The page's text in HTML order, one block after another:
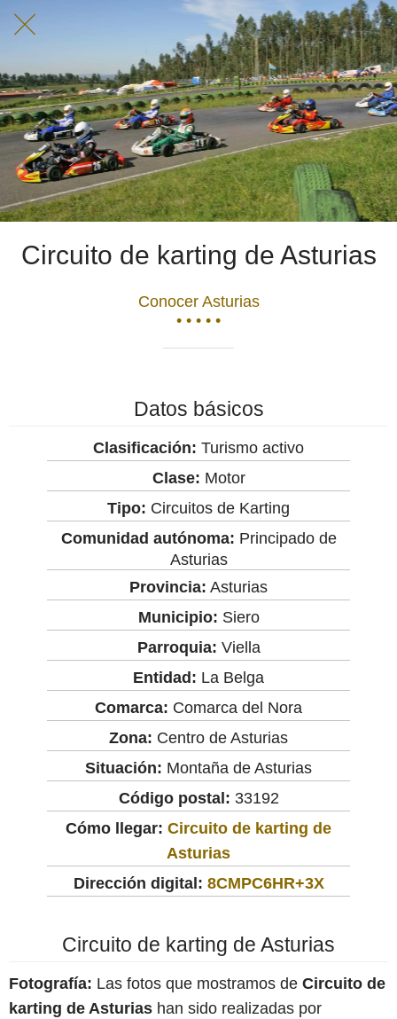
Circuito de karting de Asturias
Conocer Asturias
• • • • •
Datos básicos
Clasificación: Turismo activo
Clase: Motor
Tipo: Circuitos de Karting
Comunidad autónoma: Principado de
Asturias
Provincia: Asturias
Municipio: Siero
Parroquia: Viella
Entidad: La Belga
Comarca: Comarca del Nora
Zona: Centro de Asturias
Situación: Montaña de Asturias
Código postal: 33192
Cómo llegar: Circuito de karting de
Asturias
Dirección digital: 8CMPC6HR+3X
Circuito de karting de Asturias
Fotografía: Las fotos que mostramos de Circuito de
karting de Asturias han sido realizadas por